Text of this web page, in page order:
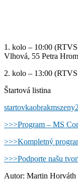
1. kolo – 10:00
Vlhová, 55 Petra
2. kolo – 13:00
Štartová listina
>>>Program – MS
>>>Kompletný
>>>Podporte našu
Autor: Martin Horváth